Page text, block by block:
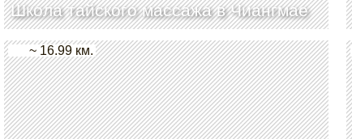
Школа тайского массажа в Чиангмае
~ 16.99 км.